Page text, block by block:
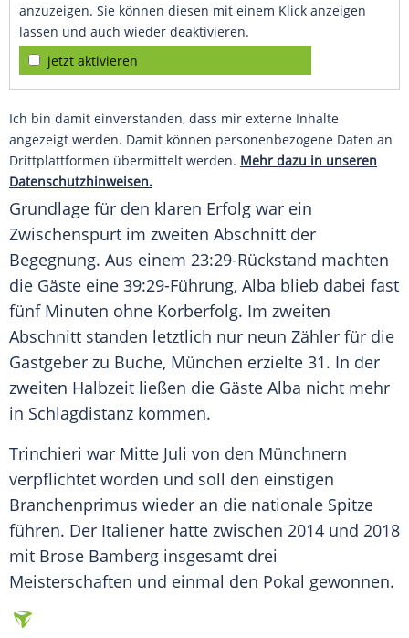
anzuzeigen. Sie können diesen mit einem Klick anzeigen
lassen und auch wieder deaktivieren.
jetzt aktivieren
Ich bin damit einverstanden, dass mir externe Inhalte
angezeigt werden. Damit können personenbezogene Daten an
Drittplattformen übermittelt werden. Mehr dazu in unseren
Datenschutzhinweisen.
Grundlage für den klaren Erfolg war ein
Zwischenspurt im zweiten Abschnitt der
Begegnung. Aus einem 23:29-Rückstand machten
die Gäste eine 39:29-Führung, Alba blieb dabei fast
fünf Minuten ohne Korberfolg. Im zweiten
Abschnitt standen letztlich nur neun Zähler für die
Gastgeber zu Buche, München erzielte 31. In der
zweiten Halbzeit ließen die Gäste Alba nicht mehr
in Schlagdistanz kommen.
Trinchieri war Mitte Juli von den Münchnern
verpflichtet worden und soll den einstigen
Branchenprimus wieder an die nationale Spitze
führen. Der Italiener hatte zwischen 2014 und 2018
mit Brose Bamberg insgesamt drei
Meisterschaften und einmal den Pokal gewonnen.